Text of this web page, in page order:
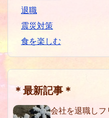
退職
震災対策
食を楽しむ
＊最新記事＊
会社を退職しフ